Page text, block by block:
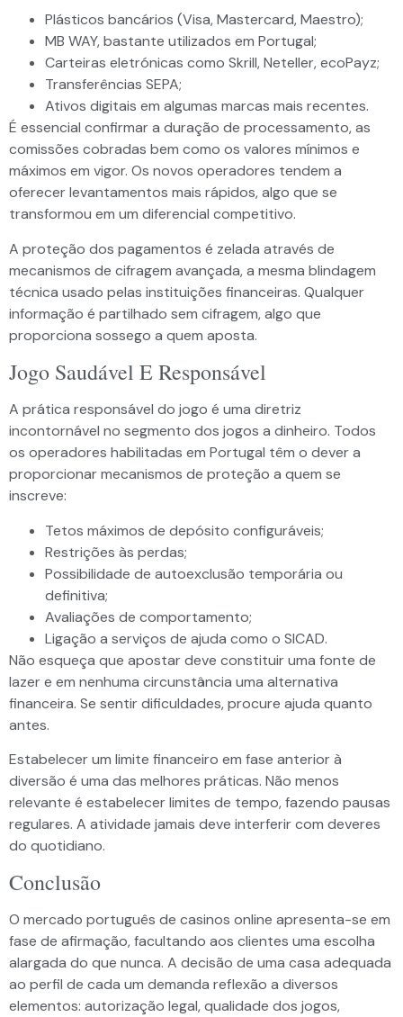
Plásticos bancários (Visa, Mastercard, Maestro);
MB WAY, bastante utilizados em Portugal;
Carteiras eletrónicas como Skrill, Neteller, ecoPayz;
Transferências SEPA;
Ativos digitais em algumas marcas mais recentes.
É essencial confirmar a duração de processamento, as
comissões cobradas bem como os valores mínimos e
máximos em vigor. Os novos operadores tendem a
oferecer levantamentos mais rápidos, algo que se
transformou em um diferencial competitivo.
A proteção dos pagamentos é zelada através de
mecanismos de cifragem avançada, a mesma blindagem
técnica usado pelas instituições financeiras. Qualquer
informação é partilhado sem cifragem, algo que
proporciona sossego a quem aposta.
Jogo Saudável E Responsável
A prática responsável do jogo é uma diretriz
incontornável no segmento dos jogos a dinheiro. Todos
os operadores habilitadas em Portugal têm o dever a
proporcionar mecanismos de proteção a quem se
inscreve:
Tetos máximos de depósito configuráveis;
Restrições às perdas;
Possibilidade de autoexclusão temporária ou
definitiva;
Avaliações de comportamento;
Ligação a serviços de ajuda como o SICAD.
Não esqueça que apostar deve constituir uma fonte de
lazer e em nenhuma circunstância uma alternativa
financeira. Se sentir dificuldades, procure ajuda quanto
antes.
Estabelecer um limite financeiro em fase anterior à
diversão é uma das melhores práticas. Não menos
relevante é estabelecer limites de tempo, fazendo pausas
regulares. A atividade jamais deve interferir com deveres
do quotidiano.
Conclusão
O mercado português de casinos online apresenta-se em
fase de afirmação, facultando aos clientes uma escolha
alargada do que nunca. A decisão de uma casa adequada
ao perfil de cada um demanda reflexão a diversos
elementos: autorização legal, qualidade dos jogos,